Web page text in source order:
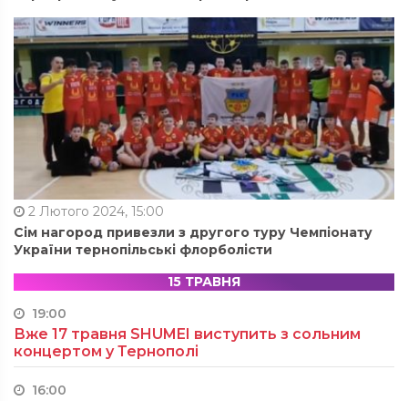
2 Лютого 2024, 15:00
Сім нагород привезли з другого туру Чемпіонату
України тернопільські флорболісти
15 ТРАВНЯ
19:00
Вже 17 травня SHUMEI виступить з сольним
концертом у Тернополі
16:00